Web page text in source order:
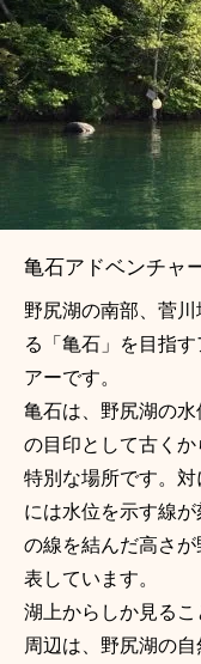
亀石アドベンチャ
野尻湖の南部、菅
る「亀石」を目指
アーです。
亀石は、野尻湖の
の目印として古く
特別な場所です。
には水位を示す線
の線を結んだ高さ
表しています。
湖上からしか見る
周辺は、野尻湖の